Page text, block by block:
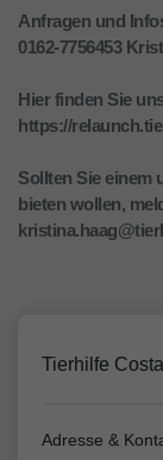
Anfragen und
0162-7756453
Hier finden Sie
https://
Sollten Sie einem
bieten wollen,
Tierhilfe
Adresse &